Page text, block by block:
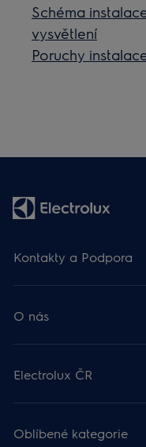
Schéma
vysvětlení
Poruchy
Kontakty a Podpora
O nás
Electrolux ČR
Oblíbené kategorie